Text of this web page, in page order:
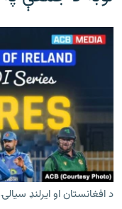
د افغانستان او ایرلنډ سیالۍ